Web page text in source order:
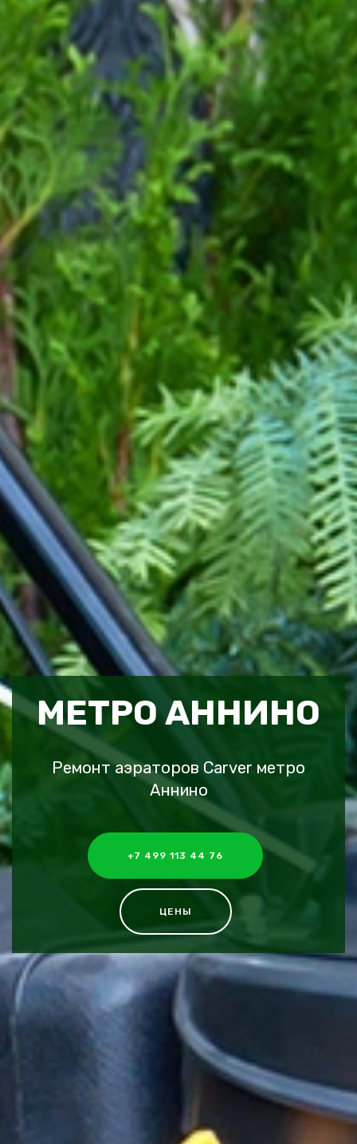
МЕТРО АННИНО
Ремонт аэраторов Carver метро
Аннино
+7 499 113 44 76
ЦЕНЫ